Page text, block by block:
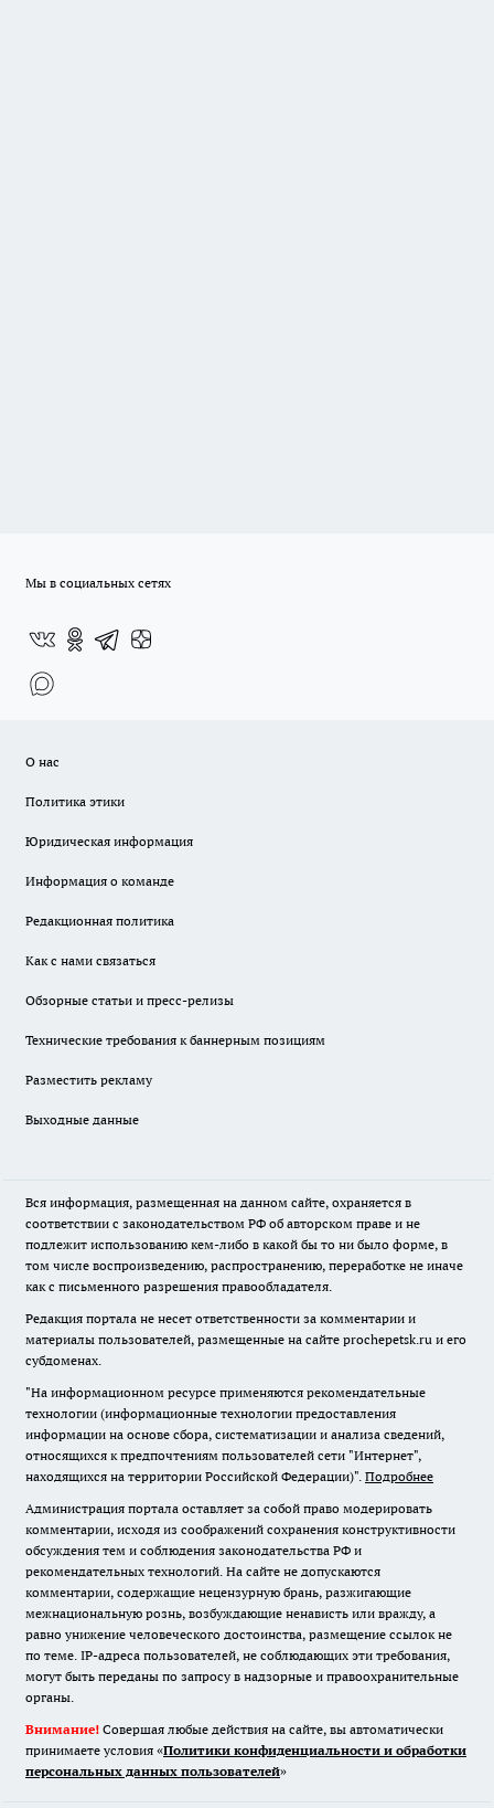
Мы в социальных сетях
О нас
Политика этики
Юридическая информация
Информация о команде
Редакционная политика
Как с нами связаться
Обзорные статьи и пресс-релизы
Технические требования к баннерным позициям
Разместить рекламу
Выходные данные
Вся информация, размещенная на данном сайте, охраняется в
соответствии с законодательством РФ об авторском праве и не
подлежит использованию кем-либо в какой бы то ни было форме, в
том числе воспроизведению, распространению, переработке не иначе
как с письменного разрешения правообладателя.
Редакция портала не несет ответственности за комментарии и
материалы пользователей, размещенные на сайте prochepetsk.ru и его
субдоменах.
"На информационном ресурсе применяются рекомендательные
технологии (информационные технологии предоставления
информации на основе сбора, систематизации и анализа сведений,
относящихся к предпочтениям пользователей сети "Интернет",
находящихся на территории Российской Федерации)". Подробнее
Администрация портала оставляет за собой право модерировать
комментарии, исходя из соображений сохранения конструктивности
обсуждения тем и соблюдения законодательства РФ и
рекомендательных технологий. На сайте не допускаются
комментарии, содержащие нецензурную брань, разжигающие
межнациональную рознь, возбуждающие ненависть или вражду, а
равно унижение человеческого достоинства, размещение ссылок не
по теме. IP-адреса пользователей, не соблюдающих эти требования,
могут быть переданы по запросу в надзорные и правоохранительные
органы.
Внимание! Совершая любые действия на сайте, вы автоматически
принимаете условия «Политики конфиденциальности и обработки
персональных данных пользователей»